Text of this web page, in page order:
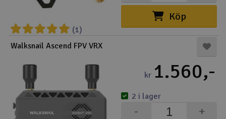
(1)
Köp
Walksnail Ascend FPV VRX
kr 1.560,-
+
-
2 i lager